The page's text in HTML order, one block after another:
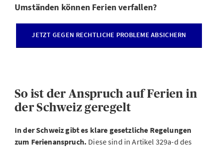
Umständen können Ferien verfallen?
JETZT GEGEN RECHTLICHE PROBLEME ABSICHERN
So ist der Anspruch auf Ferien in
der Schweiz geregelt
In der Schweiz gibt es klare gesetzliche Regelungen
zum Ferienanspruch. Diese sind in Artikel 329a-d des